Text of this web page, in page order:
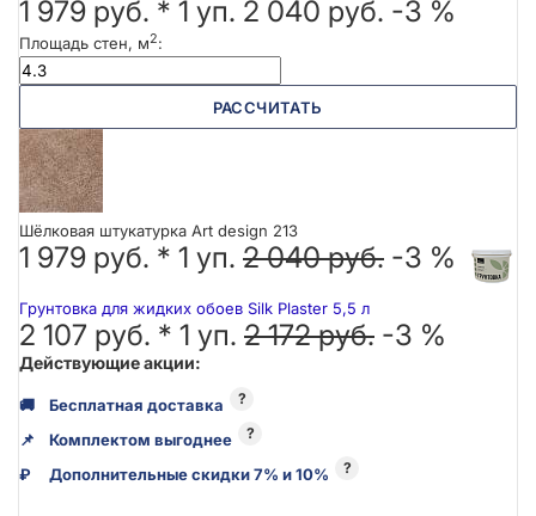
1 979 руб. * 1 уп. 2 040 руб. -3 %
Площадь стен, м2:
РАССЧИТАТЬ
Шёлковая штукатурка Art design 213
1 979 руб. * 1 уп. 2 040 руб. -3 %
Грунтовка для жидких обоев Silk Plaster 5,5 л
2 107 руб. * 1 уп. 2 172 руб. -3 %
Действующие акции:
🚚 Бесплатная доставка ?
📌 Комплектом выгоднее ?
₽ Дополнительные скидки 7% и 10% ?